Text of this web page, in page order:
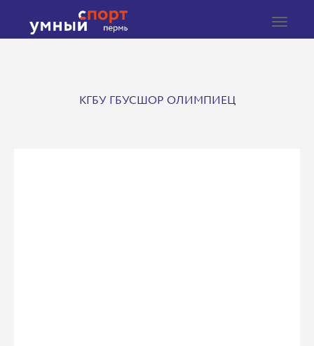
Toggle
КГБУ ГБУСШОР ОЛИМПИЕЦ